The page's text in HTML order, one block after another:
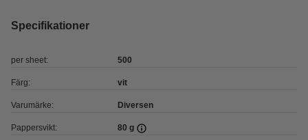
Specifikationer
per sheet: 500
Färg: vit
Varumärke: Diversen
Pappersvikt: 80 g